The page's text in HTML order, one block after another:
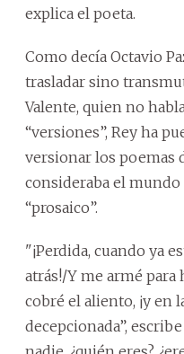
explica el poeta.
Como decía Octavio
trasladar sino
Valente, quien no
“versiones”, Rey ha
versionar los poemas
consideraba el
“prosaico”.
"¡Perdida, cuando ya
atrás!/Y me armé
cobré el aliento, ¡y en
decepcionada”,